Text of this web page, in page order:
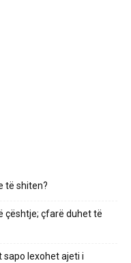
të shiten?
çështje; çfarë duhet të
lexohet ajeti i